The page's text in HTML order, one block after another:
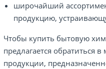
широчайший
продукцию,
Чтобы купить бытовую
предлагается обратиться
продукции,